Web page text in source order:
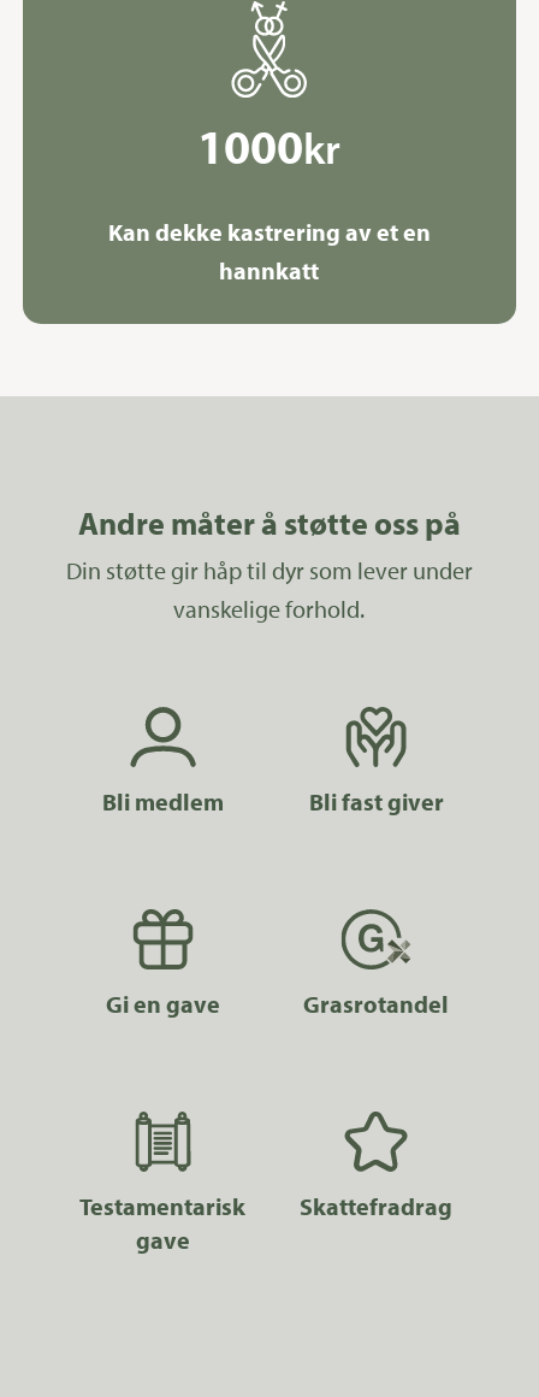
1000kr
Kan dekke kastrering av et en
hannkatt
Andre måter å støtte oss på
Din støtte gir håp til dyr som lever under
vanskelige forhold.
Bli medlem Bli fast giver
Gi en gave Grasrotandel
Testamentarisk
gave
Skattefradrag